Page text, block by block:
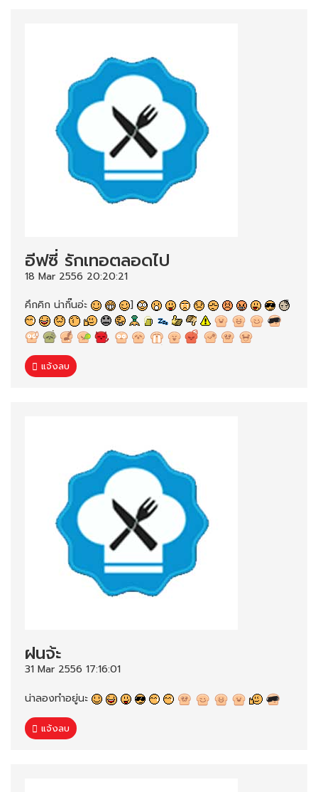
อีฟซี่ รักเทอตลอดไป
18 Mar 2556 20:20:21
คึกคิก น่ากิ๊นอ่ะ
]
แจ้งลบ
ฝนจ้ะ
31 Mar 2556 17:16:01
น่าลองทำอยู่นะ
แจ้งลบ